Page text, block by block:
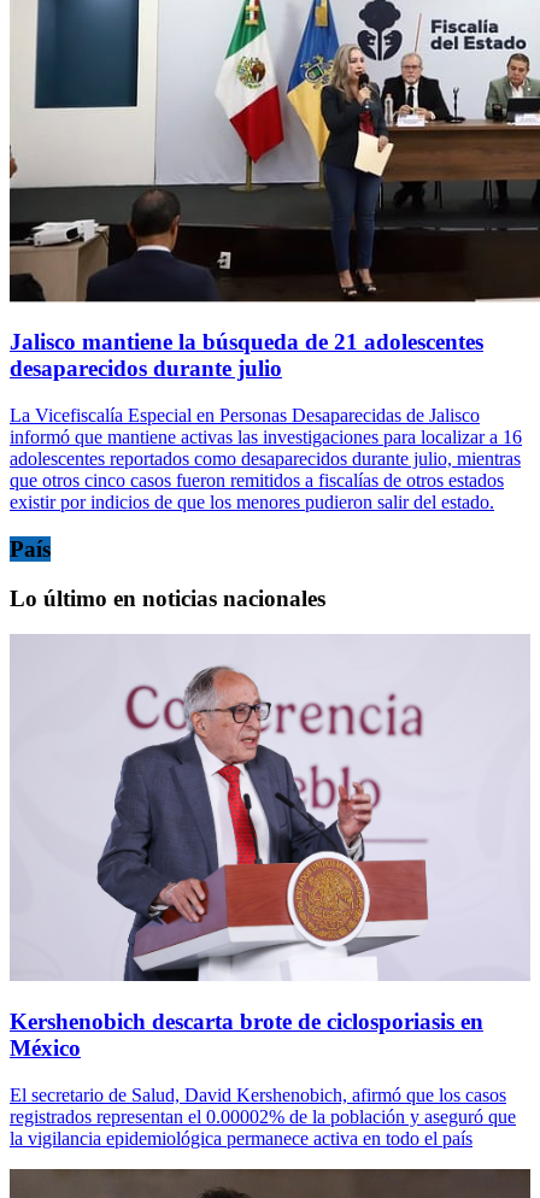
Jalisco mantiene la búsqueda de 21 adolescentes
desaparecidos durante julio
La Vicefiscalía Especial en Personas Desaparecidas de Jalisco
informó que mantiene activas las investigaciones para localizar a 16
adolescentes reportados como desaparecidos durante julio, mientras
que otros cinco casos fueron remitidos a fiscalías de otros estados
existir por indicios de que los menores pudieron salir del estado.
País
Lo último en noticias nacionales
Kershenobich descarta brote de ciclosporiasis en
México
El secretario de Salud, David Kershenobich, afirmó que los casos
registrados representan el 0.00002% de la población y aseguró que
la vigilancia epidemiológica permanece activa en todo el país